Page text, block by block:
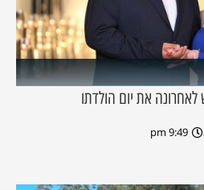
את יום הולדתו
9:49 pm